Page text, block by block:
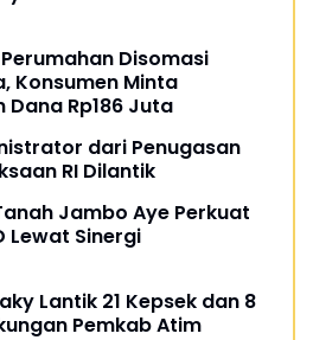
Disomasi
Konsumen Minta
Dana Rp186 Juta
dari Penugasan
RI Dilantik
Jambo Aye Perkuat
Lewat Sinergi
Lantik 21 Kepsek dan 8
Pemkab Atim